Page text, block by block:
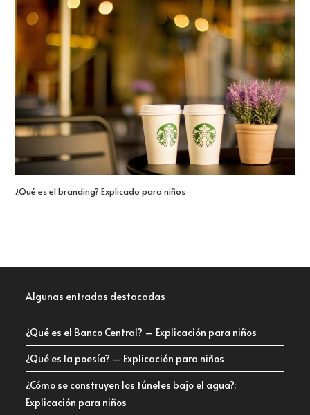
¿Qué es el branding? Explicado para niños
Algunas entradas destacadas
¿Qué es el Banco Central? – Explicación para niños
¿Qué es la poesía? – Explicación para niños
¿Cómo se construyen los túneles bajo el agua?:
Explicación para niños